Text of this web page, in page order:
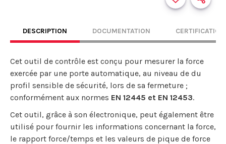
DESCRIPTION DOCUMENTATION CERTIFICATION
Cet outil de contrôle est conçu pour mesurer la force
exercée par une porte automatique, au niveau de du
profil sensible de sécurité, lors de sa fermeture ;
conformément aux normes EN 12445 et EN 12453.
Cet outil, grâce à son électronique, peut également être
utilisé pour fournir les informations concernant la force,
le rapport force/temps et les valeurs de pique de force